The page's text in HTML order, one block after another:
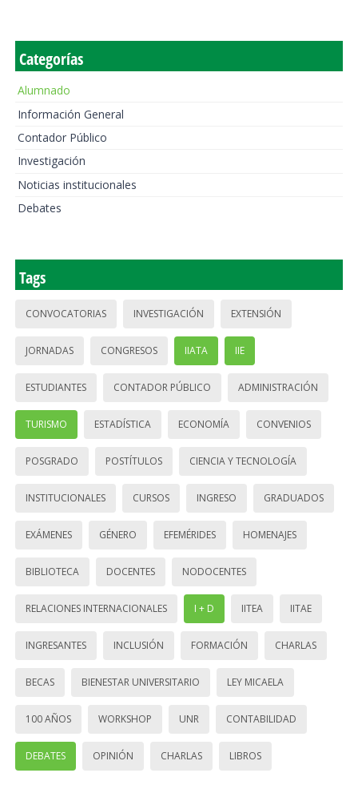
Categorías
Alumnado
Información General
Contador Público
Investigación
Noticias institucionales
Debates
Tags
CONVOCATORIAS INVESTIGACIÓN EXTENSIÓN
JORNADAS CONGRESOS IIATA IIE
ESTUDIANTES CONTADOR PÚBLICO ADMINISTRACIÓN
TURISMO ESTADÍSTICA ECONOMÍA CONVENIOS
POSGRADO POSTÍTULOS CIENCIA Y TECNOLOGÍA
INSTITUCIONALES CURSOS INGRESO GRADUADOS
EXÁMENES GÉNERO EFEMÉRIDES HOMENAJES
BIBLIOTECA DOCENTES NODOCENTES
RELACIONES INTERNACIONALES I + D IITEA IITAE
INGRESANTES INCLUSIÓN FORMACIÓN CHARLAS
BECAS BIENESTAR UNIVERSITARIO LEY MICAELA
100 AÑOS WORKSHOP UNR CONTABILIDAD
DEBATES OPINIÓN CHARLAS LIBROS